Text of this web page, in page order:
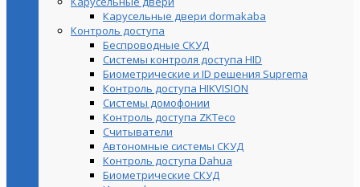
Карусельные двери dormakaba
Контроль доступа
Беспроводные СКУД
Системы контроля доступа HID
Биометрические и ID решения Suprema
Контроль доступа HIKVISION
Системы домофонии
Контроль доступа ZKTeco
Считыватели
Автономные системы СКУД
Контроль доступа Dahua
Биометрические СКУД